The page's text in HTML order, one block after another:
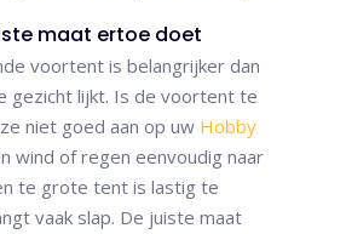
maat ertoe doet
voortent is belangrijker dan
gezicht lijkt. Is de voortent te
niet goed aan op uw Hobby
wind of regen eenvoudig naar
te grote tent is lastig te
vaak slap. De juiste maat